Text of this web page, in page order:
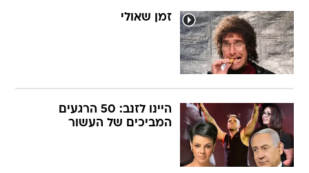
זמן שאולי
היינו לזנב: 50 הרגעים
המביכים של העשור